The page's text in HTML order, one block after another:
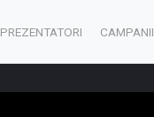
PREZENTATORI CAMPANII